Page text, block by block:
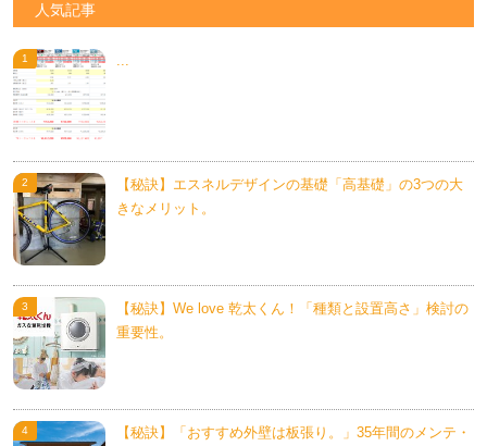
人気記事
...
【秘訣】エスネルデザインの基礎「高基礎」の3つの大
きなメリット。
【秘訣】We love 乾太くん！「種類と設置高さ」検討の
重要性。
【秘訣】「おすすめ外壁は板張り。」35年間のメンテ・